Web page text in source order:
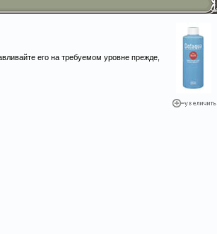
его на требуемом уровне прежде,